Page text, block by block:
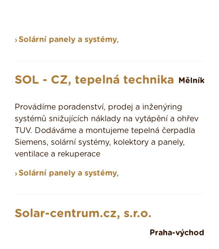
Solární panely a systémy,
SOL - CZ, tepelná technika Mělník
Provádíme poradenství, prodej a inženýring
systémů snižujících náklady na vytápění a ohřev
TUV. Dodáváme a montujeme tepelná čerpadla
Siemens, solární systémy, kolektory a panely,
ventilace a rekuperace
Solární panely a systémy,
Solar-centrum.cz, s.r.o.
Praha-východ